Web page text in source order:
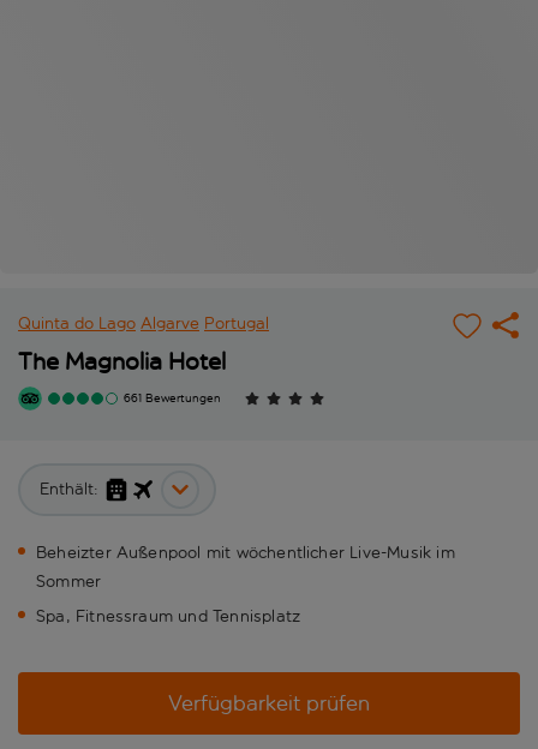
Quinta do Lago Algarve Portugal
The Magnolia Hotel
661 Bewertungen
Enthält:
Beheizter Außenpool mit wöchentlicher Live-Musik im
Sommer
Spa, Fitnessraum und Tennisplatz
Verfügbarkeit prüfen